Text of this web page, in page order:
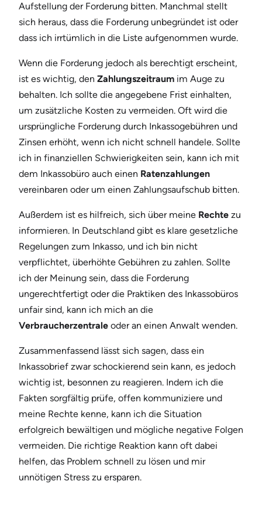
Aufstellung der Forderung bitten. Manchmal stellt
sich heraus, dass die Forderung unbegründet ist oder
dass ich irrtümlich in die Liste aufgenommen wurde.
Wenn die Forderung jedoch als berechtigt erscheint,
ist es wichtig, den Zahlungszeitraum im Auge zu
behalten. Ich sollte die angegebene Frist einhalten,
um zusätzliche Kosten zu vermeiden. Oft wird die
ursprüngliche Forderung durch Inkassogebühren und
Zinsen erhöht, wenn ich nicht schnell handele. Sollte
ich in finanziellen Schwierigkeiten sein, kann ich mit
dem Inkassobüro auch einen Ratenzahlungen
vereinbaren oder um einen Zahlungsaufschub bitten.
Außerdem ist es hilfreich, sich über meine Rechte zu
informieren. In Deutschland gibt es klare gesetzliche
Regelungen zum Inkasso, und ich bin nicht
verpflichtet, überhöhte Gebühren zu zahlen. Sollte
ich der Meinung sein, dass die Forderung
ungerechtfertigt oder die Praktiken des Inkassobüros
unfair sind, kann ich mich an die
Verbraucherzentrale oder an einen Anwalt wenden.
Zusammenfassend lässt sich sagen, dass ein
Inkassobrief zwar schockierend sein kann, es jedoch
wichtig ist, besonnen zu reagieren. Indem ich die
Fakten sorgfältig prüfe, offen kommuniziere und
meine Rechte kenne, kann ich die Situation
erfolgreich bewältigen und mögliche negative Folgen
vermeiden. Die richtige Reaktion kann oft dabei
helfen, das Problem schnell zu lösen und mir
unnötigen Stress zu ersparen.